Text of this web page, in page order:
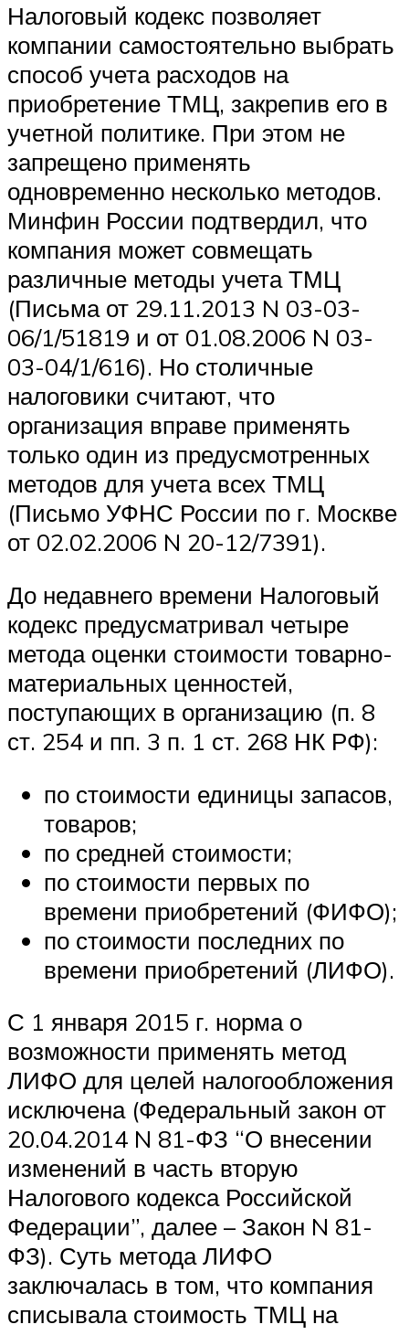
Налоговый кодекс позволяет
компании самостоятельно выбрать
способ учета расходов на
приобретение ТМЦ, закрепив его в
учетной политике. При этом не
запрещено применять
одновременно несколько методов.
Минфин России подтвердил, что
компания может совмещать
различные методы учета ТМЦ
(Письма от 29.11.2013 N 03-03-
06/1/51819 и от 01.08.2006 N 03-
03-04/1/616). Но столичные
налоговики считают, что
организация вправе применять
только один из предусмотренных
методов для учета всех ТМЦ
(Письмо УФНС России по г. Москве
от 02.02.2006 N 20-12/7391).
До недавнего времени Налоговый
кодекс предусматривал четыре
метода оценки стоимости товарно-
материальных ценностей,
поступающих в организацию (п. 8
ст. 254 и пп. 3 п. 1 ст. 268 НК РФ):
по стоимости единицы запасов,
товаров;
по средней стоимости;
по стоимости первых по
времени приобретений (ФИФО);
по стоимости последних по
времени приобретений (ЛИФО).
С 1 января 2015 г. норма о
возможности применять метод
ЛИФО для целей налогообложения
исключена (Федеральный закон от
20.04.2014 N 81-ФЗ “О внесении
изменений в часть вторую
Налогового кодекса Российской
Федерации”, далее – Закон N 81-
ФЗ). Суть метода ЛИФО
заключалась в том, что компания
списывала стоимость ТМЦ на